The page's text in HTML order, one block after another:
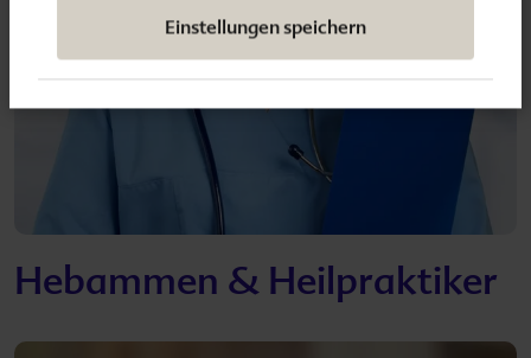
Einstellungen speichern
Hebammen & Heilpraktiker